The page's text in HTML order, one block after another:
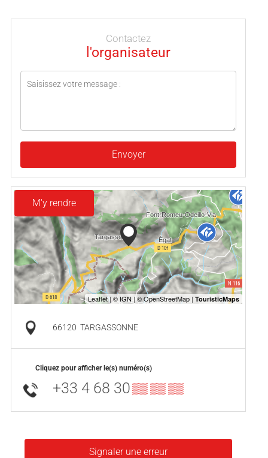
Contactez
l'organisateur
Envoyer
M'y rendre
66120 TARGASSONNE
Cliquez pour afficher le(s) numéro(s)
+33 4 68 30▒▒ ▒▒ ▒▒
Signaler une erreur